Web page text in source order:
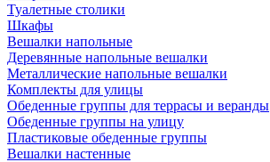
Туалетные столики
Шкафы
Вешалки напольные
Деревянные напольные вешалки
Металлические напольные вешалки
Комплекты для улицы
Обеденные группы для террасы и веранды
Обеденные группы на улицу
Пластиковые обеденные группы
Вешалки настенные